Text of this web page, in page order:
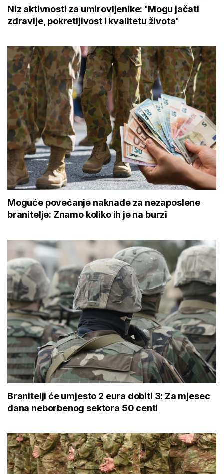
Niz aktivnosti za umirovljenike: 'Mogu jačati
zdravlje, pokretljivost i kvalitetu života'
Moguće povećanje naknade za nezaposlene
branitelje: Znamo koliko ih je na burzi
Branitelji će umjesto 2 eura dobiti 3: Za mjesec
dana neborbenog sektora 50 centi